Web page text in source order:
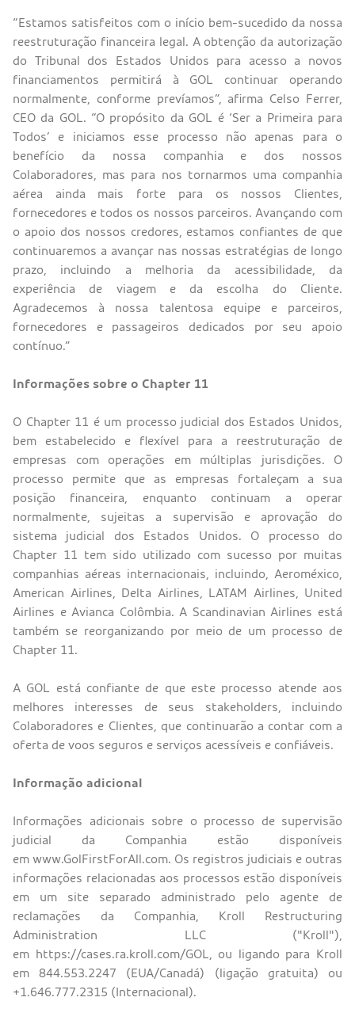
“Estamos satisfeitos com o início bem-sucedido da nossa
reestruturação financeira legal. A obtenção da autorização
do Tribunal dos Estados Unidos para acesso a novos
financiamentos permitirá à GOL continuar operando
normalmente, conforme prevíamos”, afirma Celso Ferrer,
CEO da GOL. “O propósito da GOL é ‘Ser a Primeira para
Todos’ e iniciamos esse processo não apenas para o
benefício da nossa companhia e dos nossos
Colaboradores, mas para nos tornarmos uma companhia
aérea ainda mais forte para os nossos Clientes,
fornecedores e todos os nossos parceiros. Avançando com
o apoio dos nossos credores, estamos confiantes de que
continuaremos a avançar nas nossas estratégias de longo
prazo, incluindo a melhoria da acessibilidade, da
experiência de viagem e da escolha do Cliente.
Agradecemos à nossa talentosa equipe e parceiros,
fornecedores e passageiros dedicados por seu apoio
contínuo.”
Informações sobre o Chapter 11
O Chapter 11 é um processo judicial dos Estados Unidos,
bem estabelecido e flexível para a reestruturação de
empresas com operações em múltiplas jurisdições. O
processo permite que as empresas fortaleçam a sua
posição financeira, enquanto continuam a operar
normalmente, sujeitas a supervisão e aprovação do
sistema judicial dos Estados Unidos. O processo do
Chapter 11 tem sido utilizado com sucesso por muitas
companhias aéreas internacionais, incluindo, Aeroméxico,
American Airlines, Delta Airlines, LATAM Airlines, United
Airlines e Avianca Colômbia. A Scandinavian Airlines está
também se reorganizando por meio de um processo de
Chapter 11.
A GOL está confiante de que este processo atende aos
melhores interesses de seus stakeholders, incluindo
Colaboradores e Clientes, que continuarão a contar com a
oferta de voos seguros e serviços acessíveis e confiáveis.
Informação adicional
Informações adicionais sobre o processo de supervisão
judicial da Companhia estão disponíveis
em www.GolFirstForAll.com. Os registros judiciais e outras
informações relacionadas aos processos estão disponíveis
em um site separado administrado pelo agente de
reclamações da Companhia, Kroll Restructuring
Administration LLC ("Kroll"),
em https://cases.ra.kroll.com/GOL, ou ligando para Kroll
em 844.553.2247 (EUA/Canadá) (ligação gratuita) ou
+1.646.777.2315 (Internacional).